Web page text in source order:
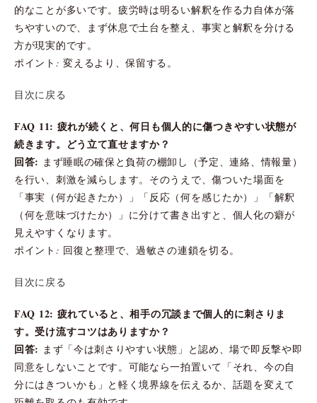
的なことが多いです。疲労時は明るい解釈を作る力自体が落
ちやすいので、まず休息で土台を整え、事実と解釈を分ける
方が現実的です。
ポイント: 変えるより、保留する。
目次に戻る
FAQ 11: 疲れが続くと、何日も個人的に傷つきやすい状態が
続きます。どう立て直せますか？
回答: まず睡眠の確保と負荷の棚卸し（予定、連絡、情報量）
を行い、刺激を減らします。そのうえで、傷ついた場面を
「事実（何が起きたか）」「反応（何を感じたか）」「解釈
（何を意味づけたか）」に分けて書き出すと、個人化の癖が
見えやすくなります。
ポイント: 回復と整理で、過敏さの連鎖を切る。
目次に戻る
FAQ 12: 疲れていると、相手の冗談まで個人的に刺さりま
す。受け流すコツはありますか？
回答: まず「今は刺さりやすい状態」と認め、場で即反撃や即
同意をしないことです。可能なら一拍置いて「それ、今の自
分にはきついかも」と軽く境界線を伝えるか、話題を変えて